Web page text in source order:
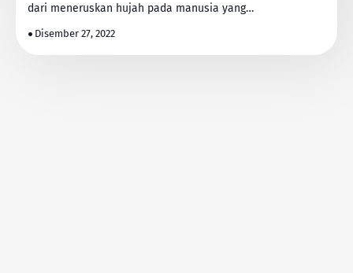
dari meneruskan hujah pada manusia yang…
Disember 27, 2022